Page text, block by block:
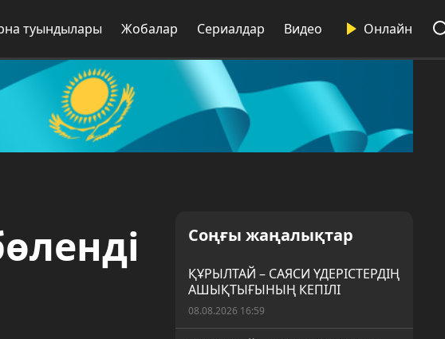
туындылары Жобалар Сериалдар Видео Онлайн
Соңғы жаңалықтар
ҚҰРЫЛТАЙ – САЯСИ ҮДЕРІСТЕРДІҢ
АШЫҚТЫҒЫНЫҢ КЕПІЛІ
08.08.2026 16:59